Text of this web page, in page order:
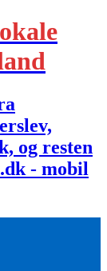
og resten
- mobil